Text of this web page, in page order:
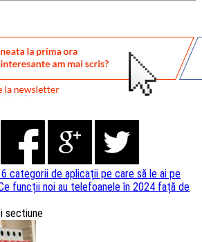
6 categorii de aplicații pe care să le ai pe
funcții noi au telefoanele în 2024 față de
sectiune